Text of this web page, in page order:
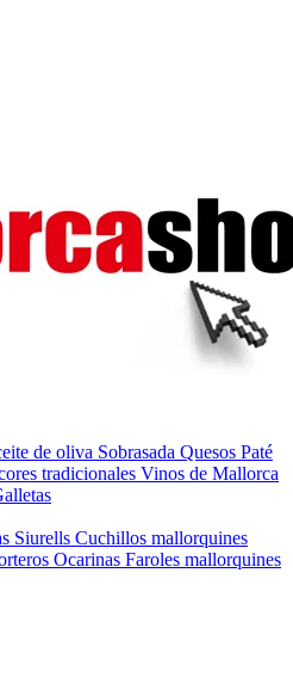
de oliva Sobrasada Quesos Paté
tradicionales Vinos de Mallorca
Siurells Cuchillos mallorquines
Ocarinas Faroles mallorquines